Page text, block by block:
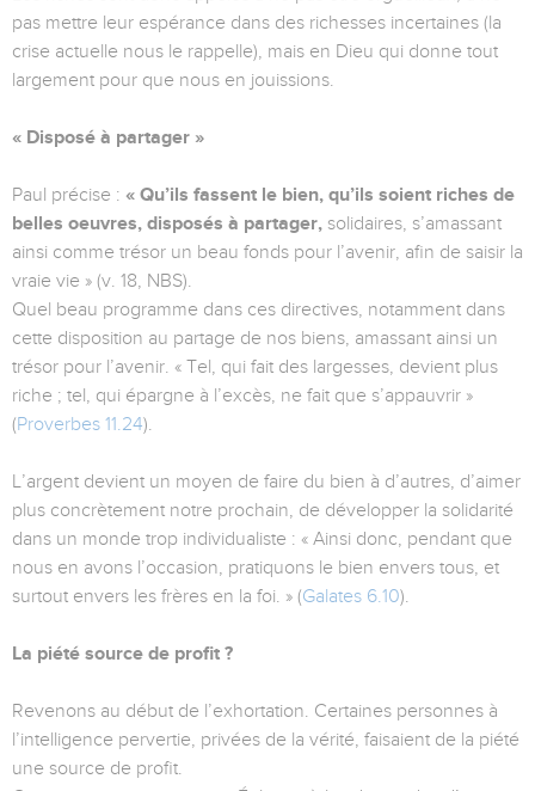
pas mettre leur espérance dans des richesses incertaines (la
crise actuelle nous le rappelle), mais en Dieu qui donne tout
largement pour que nous en jouissions.
« Disposé à partager »
Paul précise : « Qu’ils fassent le bien, qu’ils soient riches de
belles oeuvres, disposés à partager, solidaires, s’amassant
ainsi comme trésor un beau fonds pour l’avenir, afin de saisir la
vraie vie » (v. 18, NBS).
Quel beau programme dans ces directives, notamment dans
cette disposition au partage de nos biens, amassant ainsi un
trésor pour l’avenir. « Tel, qui fait des largesses, devient plus
riche ; tel, qui épargne à l’excès, ne fait que s’appauvrir »
(Proverbes 11.24).
L’argent devient un moyen de faire du bien à d’autres, d’aimer
plus concrètement notre prochain, de développer la solidarité
dans un monde trop individualiste : « Ainsi donc, pendant que
nous en avons l’occasion, pratiquons le bien envers tous, et
surtout envers les frères en la foi. » (Galates 6.10).
La piété source de profit ?
Revenons au début de l’exhortation. Certaines personnes à
l’intelligence pervertie, privées de la vérité, faisaient de la piété
une source de profit.